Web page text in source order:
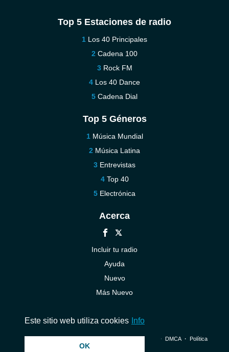
Top 5 Estaciones de radio
Los 40 Principales
Cadena 100
Rock FM
Los 40 Dance
Cadena Dial
Top 5 Géneros
Música Mundial
Música Latina
Entrevistas
Top 40
Electrónica
Acerca
Incluir tu radio
Ayuda
Nuevo
Más Nuevo
© 2026 InstantAudio. Reservados todos los derechos. ・ DMCA・ Política
Este sitio web utiliza cookies Info
OK